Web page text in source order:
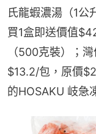
氏龍蝦濃湯（1公
買1盒即送價值
（500克裝）；
$13.2/包，原價
的HOSAKU 岐急